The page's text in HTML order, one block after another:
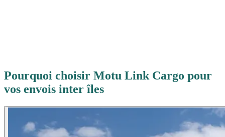
Pourquoi choisir Motu Link Cargo pour
vos envois inter îles